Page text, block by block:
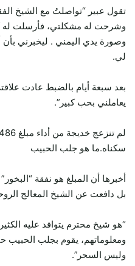
تقول عبير “تواصلتُ مع الشيخ
وشرحت له مشكلتي، فأرسلت
وصورة يدي اليمني . ليخبرني
لي.
بعد سبعة أيام بالضبط عادت
يعاملني بحب كبير”.
سكناه.ما هو جلب الحبيب
أخبرها أن المبلغ هو نفقة
بل دافعت عن الشيخ المعالج
“هو شيخ محترم يتوافد عليه
ومعلوماتهم، يقوم بجلب
وليس السحر”.